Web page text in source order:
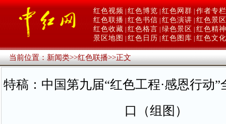
红色视频 红色博览 红色网群 作者专栏
红色联播 红色书信 红色演讲 红色景区
红色收藏 红色格言 绿色景区
红色精神
景区地图
红色日历 红色图库 红色文化
当前位置：新闻类>>红色联播>>正文
特稿：中国第九届“红色工程·感恩行动
口（组图）